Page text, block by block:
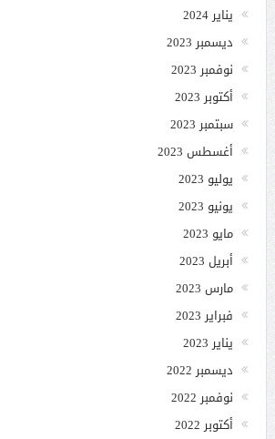
يناير 2024
ديسمبر 2023
نوفمبر 2023
أكتوبر 2023
سبتمبر 2023
أغسطس 2023
يوليو 2023
يونيو 2023
مايو 2023
أبريل 2023
مارس 2023
فبراير 2023
يناير 2023
ديسمبر 2022
نوفمبر 2022
أكتوبر 2022